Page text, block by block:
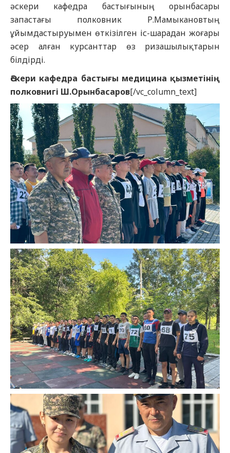
әскери кафедра бастығының орынбасары
запастағы полковник Р.Мамыкановтың
ұйымдастыруымен өткізілген іс-шарадан жоғары
әсер алған курсанттар өз ризашылықтарын
білдірді.
Әскери кафедра бастығы медицина қызметінің
полковнигі Ш.Орынбасаров[/vc_column_text]